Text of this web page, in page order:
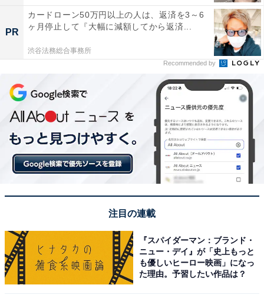
PR
カードローン50万円以上の人は、返済を3～6
ヶ月停止して『大幅に減額してから返済...
渋谷法務総合事務所
Recommended by
注目の連載
『スパイダーマン：ブランド・
ニュー・デイ』が「史上もっと
も優しいヒーロー映画」になっ
た理由。予習したい作品は？